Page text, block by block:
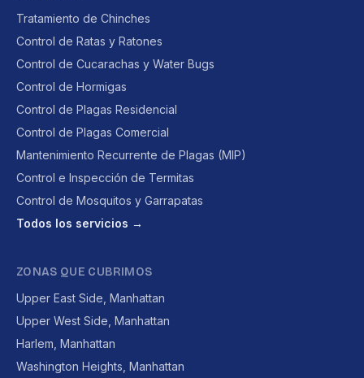
Tratamiento de Chinches
Control de Ratas y Ratones
Control de Cucarachas y Water Bugs
Control de Hormigas
Control de Plagas Residencial
Control de Plagas Comercial
Mantenimiento Recurrente de Plagas (MIP)
Control e Inspección de Termitas
Control de Mosquitos y Garrapatas
Todos los servicios →
ZONAS QUE CUBRIMOS
Upper East Side, Manhattan
Upper West Side, Manhattan
Harlem, Manhattan
Washington Heights, Manhattan